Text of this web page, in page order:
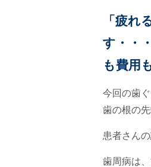
「疲れ
す・・
も費用
今回の歯
歯の根の
患者さん
歯周病は